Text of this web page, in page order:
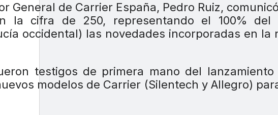
General de Carrier España, Pedro Ruiz,
la cifra de 250, representando el 100% del
occidental) las novedades incorporadas en la
testigos de primera mano del
modelos de Carrier (Silentech y Allegro)